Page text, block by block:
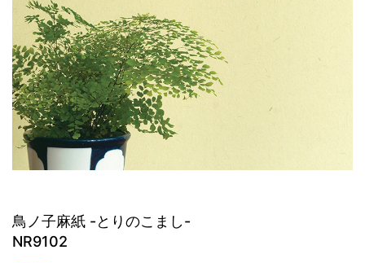
鳥ノ子麻紙 -とりのこまし-
NR9102